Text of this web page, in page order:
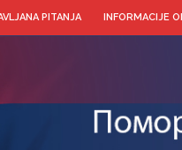
PITANJA INFORMACIJE